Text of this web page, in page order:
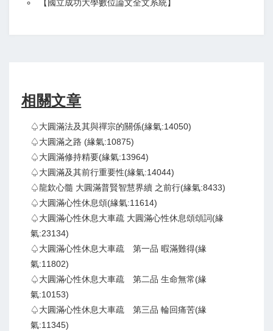
【 國立成功大學數位論文全文系統】
相關文章
♤大圓滿法及其與禪宗的關係(緣氣:14050)
♤大圓滿之路 (緣氣:10875)
♤大圓滿修持精要(緣氣:13964)
♤大圓滿及其前行重要性(緣氣:14044)
♤龍欽心髓 大圓滿普賢智慧界續 之前行(緣氣:8433)
♤大圓滿心性休息頌(緣氣:11614)
♤大圓滿心性休息大車疏 大圓滿心性休息頌頌詞(緣
氣:23134)
♤大圓滿心性休息大車疏 第一品 暇滿難得(緣
氣:11802)
♤大圓滿心性休息大車疏 第二品 生命無常(緣
氣:10153)
♤大圓滿心性休息大車疏 第三品 輪回痛苦(緣
氣:11345)